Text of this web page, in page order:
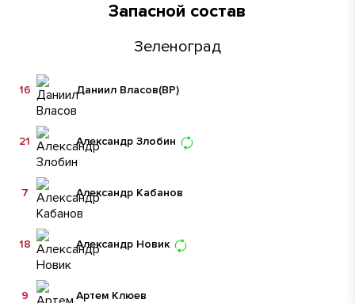
Запасной состав
Зеленоград
Даниил Власов(ВР)
16
Александр Злобин
21
Александр Кабанов
7
Александр Новик
18
Артем Клюев
9